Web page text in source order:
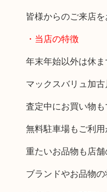
皆様からのご来店を
・当店の特徴
年末年始以外は休
マックスバリュ加
査定中にお買い物も
無料駐車場もご利用
重たいお品物も店
ブランドやお品物